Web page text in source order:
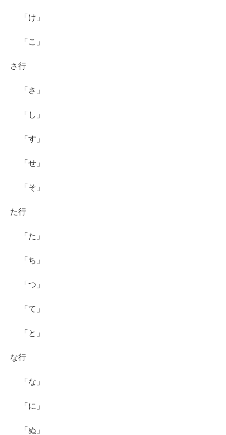
「け」
「こ」
さ行
「さ」
「し」
「す」
「せ」
「そ」
た行
「た」
「ち」
「つ」
「て」
「と」
な行
「な」
「に」
「ぬ」